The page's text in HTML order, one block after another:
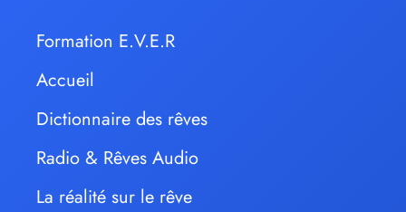
Formation E.V.E.R
Accueil
Dictionnaire des rêves
Radio & Rêves Audio
La réalité sur le rêve